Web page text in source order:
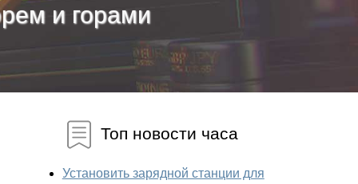
и горами
Топ новости часа
Установить зарядной станции для